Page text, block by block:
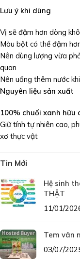
Lưu ý khi dùng
Vị sẽ đậm hơn dòng
Màu bột có thể đậm
Nên dùng lượng vừa
quan
Nên uống thêm nước
Nguyên liệu sản xuất
100% chuối xanh hữu
Giữ tính tự nhiên cao,
xơ thực vật
Tin Mới
Hệ sinh
THẬT
11/01/
Tem vân
03/07/